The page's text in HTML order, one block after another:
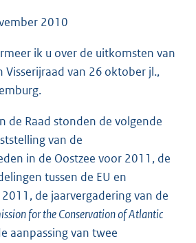
2010
ik u over de uitkomsten van
Visserijraad van 26 oktober jl.,
de Raad stonden de volgende
van de
in de Oostzee voor 2011, de
tussen de EU en
de jaarvergadering van de
for the Conservation of Atlantic
aanpassing van twee